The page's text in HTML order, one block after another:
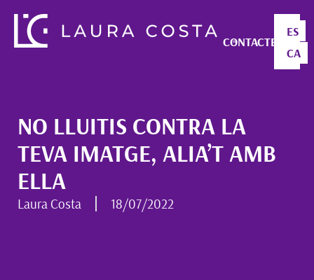
CONTACTE
ES
CA
NO LLUITIS CONTRA LA
TEVA IMATGE, ALIA’T AMB
ELLA
Laura Costa 18/07/2022